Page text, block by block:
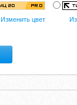
Изменить цвет